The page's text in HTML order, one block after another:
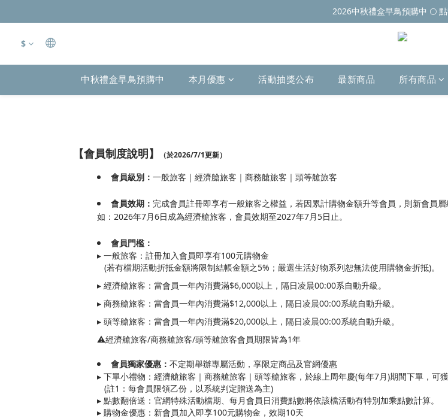
2026中秋禮盒早鳥預購中 🌕
$
中秋禮盒早鳥預購中 本月優惠 活動抽獎公布 最新商品 所有商品
【會員制度說明】 （於2026/7/1更新）
會員級別： 一般旅客｜經濟艙旅客｜商務艙旅客｜頭等艙旅客
會員效期： 完成會員註冊即享有一般旅客之權益，若因累計購物金額升等會員，則新會員
如：2026年7月6日成為經濟艙旅客，會員效期至2027年7月5日止。
會員門檻：
▸ 一般旅客：註冊加入會員即享有100元購物金
(若有檔期活動折抵金額將限制結帳金額之5%；嚴選生活好物系列恕無法使用購物金折抵)。
▸ 經濟艙旅客：當會員一年內消費滿$6,000以上，隔日凌晨00:00系自動升級。
▸ 商務艙旅客：當會員一年內消費滿$12,000以上，隔日凌晨00:00系統自動升級。
▸ 頭等艙旅客：當會員一年內消費滿$20,000以上，隔日凌晨00:00系統自動升級。
⚠️經濟艙旅客/商務艙旅客/頭等艙旅客會員期限皆為1年
會員獨家優惠： 不定期舉辦專屬活動，享限定商品及官網優惠
▸ 下單小禮物：經濟艙旅客｜商務艙旅客｜頭等艙旅客，於線上周年慶(每年7月)期間下單，可
(註1：每會員限領乙份，以系統判定贈送為主)
▸ 點數翻倍送：官網特殊活動檔期、每月會員日消費點數將依該檔活動有特別加乘點數計算。
▸ 購物金優惠：新會員加入即享100元購物金，效期10天